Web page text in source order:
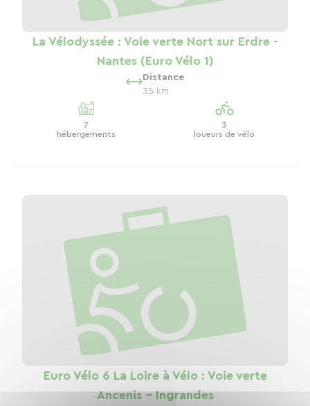
La Vélodyssée : Voie verte Nort sur Erdre -
Nantes (Euro Vélo 1)
Distance
35 km
7
hébergements
3
loueurs de vélo
Euro Vélo 6 La Loire à Vélo : Voie verte
Ancenis - Ingrandes